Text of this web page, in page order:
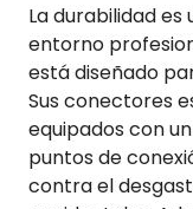
La durabilidad
entorno
está diseñado
Sus conectores
equipados con
puntos de
contra el